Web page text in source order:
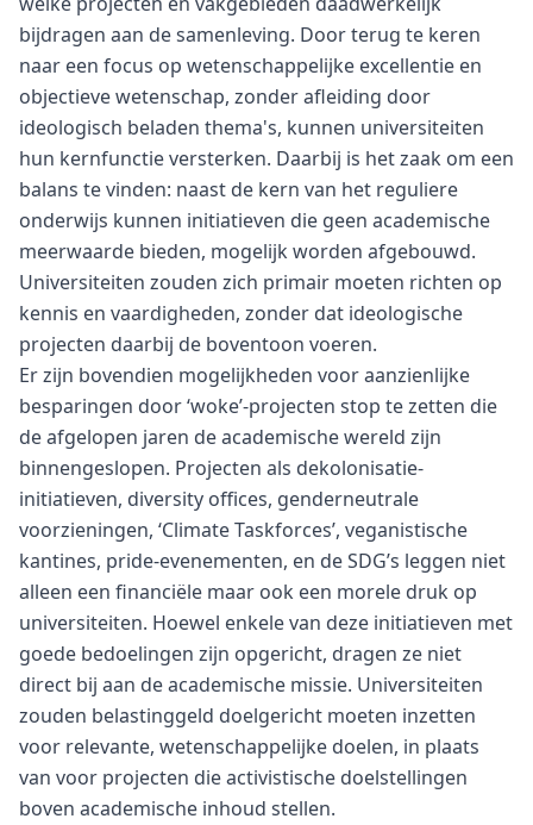
bijdragen aan de samenleving. Door terug te keren
naar een focus op wetenschappelijke excellentie en
objectieve wetenschap, zonder afleiding door
ideologisch beladen thema's, kunnen universiteiten
hun kernfunctie versterken. Daarbij is het zaak om een
balans te vinden: naast de kern van het reguliere
onderwijs kunnen initiatieven die geen academische
meerwaarde bieden, mogelijk worden afgebouwd.
Universiteiten zouden zich primair moeten richten op
kennis en vaardigheden, zonder dat ideologische
projecten daarbij de boventoon voeren.
Er zijn bovendien mogelijkheden voor aanzienlijke
besparingen door ‘woke’-projecten stop te zetten die
de afgelopen jaren de academische wereld zijn
binnengeslopen. Projecten als dekolonisatie-
initiatieven, diversity offices, genderneutrale
voorzieningen, ‘Climate Taskforces’, veganistische
kantines, pride-evenementen, en de SDG’s leggen niet
alleen een financiële maar ook een morele druk op
universiteiten. Hoewel enkele van deze initiatieven met
goede bedoelingen zijn opgericht, dragen ze niet
direct bij aan de academische missie. Universiteiten
zouden belastinggeld doelgericht moeten inzetten
voor relevante, wetenschappelijke doelen, in plaats
van voor projecten die activistische doelstellingen
boven academische inhoud stellen.